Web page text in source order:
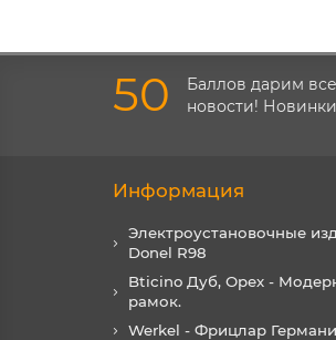
50
Баллов дарим
новости!
Информация
Электроустановочные
Donel R98
Bticino Дуб, Орех -
рамок.
Werkel - Фрицлар